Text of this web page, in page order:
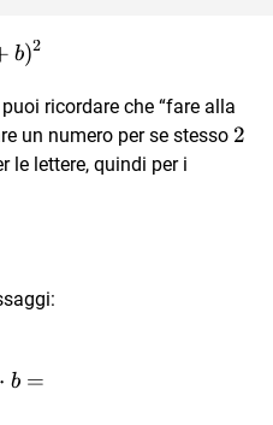
(a + b)^2
b)2
ricordare che “fare alla
un numero per se stesso 2
2
le lettere, quindi per i
⋅ b =